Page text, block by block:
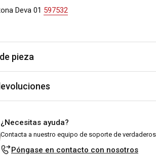
Deva 01 597532
pieza
se envían desde nuestro almacén en
enviarlos lo antes posible!
¿Necesitas ayuda?
Contacta a nuestro equipo de soporte de
Póngase en contacto con nosotros